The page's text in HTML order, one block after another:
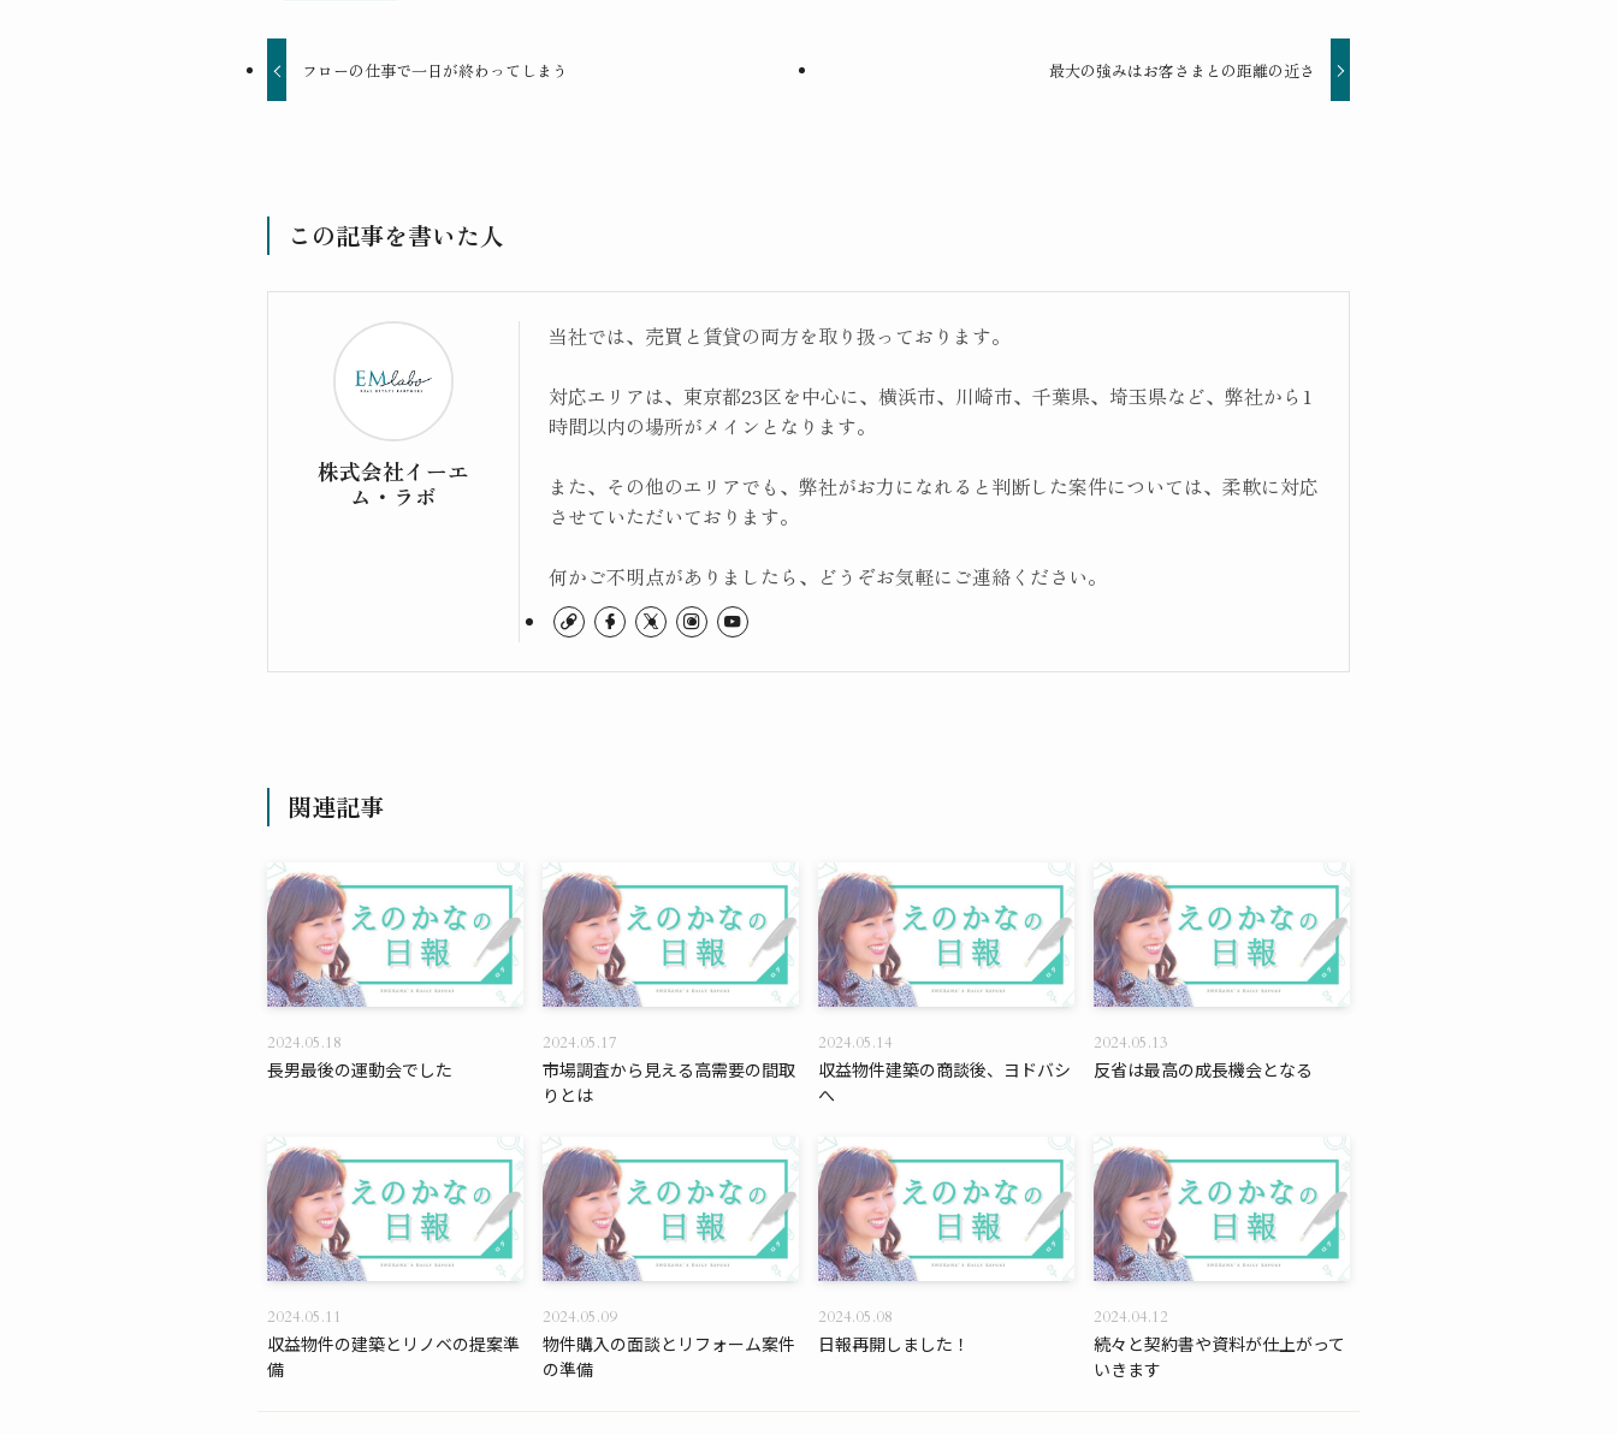
フローの仕事で一日が終わってしまう 最大の強みはお客さまとの距離の近さ
この記事を書いた人
株式会社イーエ
ム・ラボ
当社では、売買と賃貸の両方を取り扱っております。
対応エリアは、東京都23区を中心に、横浜市、川崎市、千葉県、埼玉県など、弊社から1
時間以内の場所がメインとなります。
また、その他のエリアでも、弊社がお力になれると判断した案件については、柔軟に対応
させていただいております。
何かご不明点がありましたら、どうぞお気軽にご連絡ください。
関連記事
長男最後の運動会でした
2024.05.18
市場調査から見える高需要の間取
りとは
2024.05.17
収益物件建築の商談後、ヨドバシ
へ
2024.05.14
反省は最高の成長機会となる
2024.05.13
収益物件の建築とリノベの提案準
備
2024.05.11
物件購入の面談とリフォーム案件
の準備
2024.05.09
日報再開しました！
2024.05.08
続々と契約書や資料が仕上がって
いきます
2024.04.12